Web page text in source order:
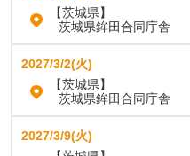
【茨城県】
茨城県鉾田合同庁舎
2027/3/2(火)
【茨城県】
茨城県鉾田合同庁舎
2027/3/9(火)